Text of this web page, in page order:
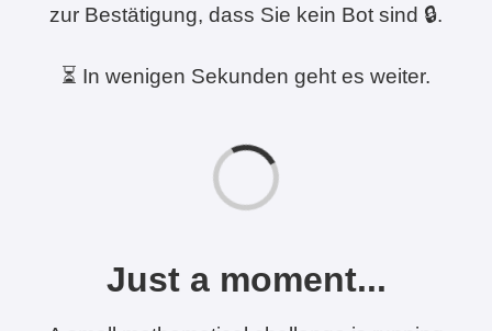
zur Bestätigung, dass Sie kein Bot sind 🔒.
⏳ In wenigen Sekunden geht es weiter.
Just a moment...